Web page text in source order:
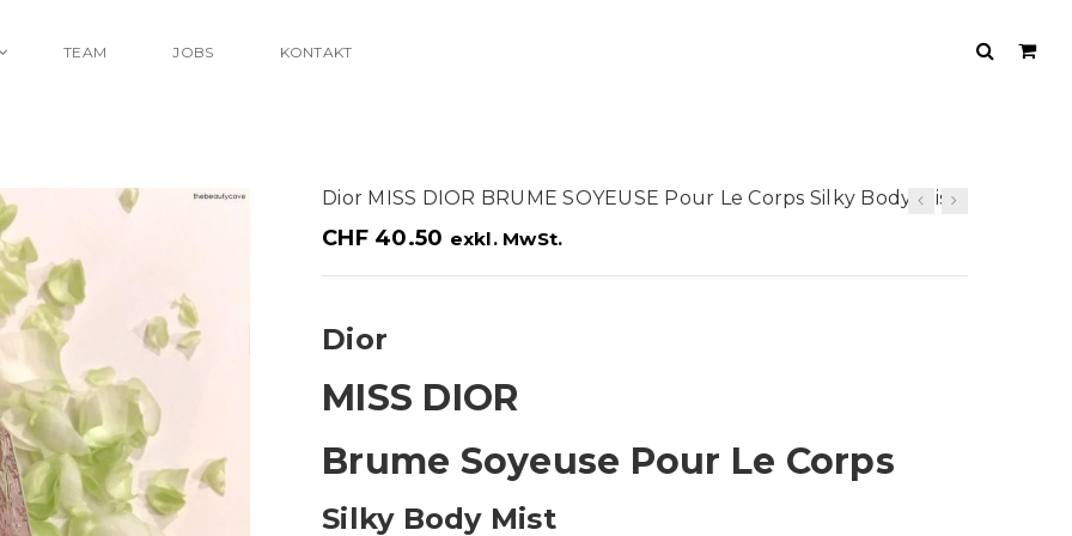
TEAM JOBS KONTAKT
Dior MISS DIOR BRUME SOYEUSE Pour Le Corps Silky Body Mist
CHF40.50 exkl. MwSt.
Dior
MISS DIOR
Brume Soyeuse Pour Le Corps
Silky Body Mist